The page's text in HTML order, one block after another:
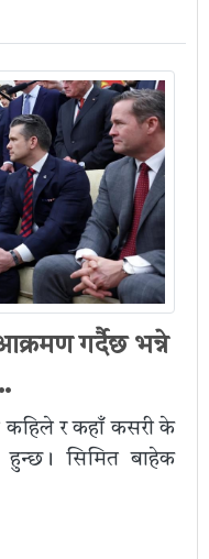
गर्दैछ भन्ने
कहिले र कहाँ कसरी के
हुन्छ। सिमित बाहेक